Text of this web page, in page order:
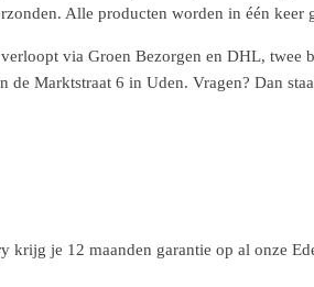
Alle producten worden in één
via Groen Bezorgen en DHL, twee
de Marktstraat 6 in Uden. Vragen? Dan
krijg je 12 maanden garantie op al onze